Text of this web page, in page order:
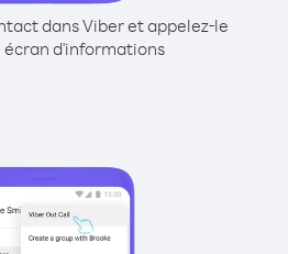
dans Viber et appelez-le
écran d'informations